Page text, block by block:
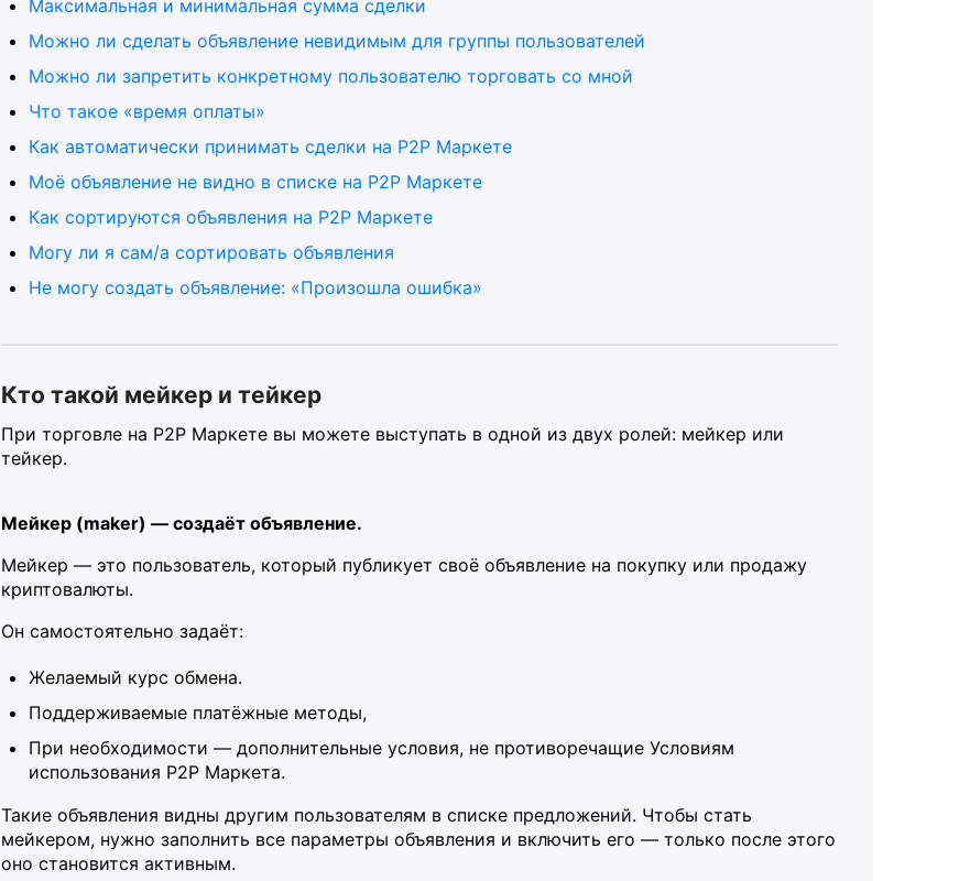
Максимальная и минимальная сумма сделки
Можно ли сделать объявление невидимым для группы пользователей
Можно ли запретить конкретному пользователю торговать со мной
Что такое «время оплаты»
Как автоматически принимать сделки на P2P Маркете
Моё объявление не видно в списке на Р2Р Маркете
Как сортируются объявления на P2P Маркете
Могу ли я сам/а сортировать объявления
Не могу создать объявление: «Произошла ошибка»
Кто такой мейкер и тейкер
При торговле на P2P Маркете вы можете выступать в одной из двух ролей: мейкер или
тейкер.
Мейкер (maker) — создаёт объявление.
Мейкер — это пользователь, который публикует своё объявление на покупку или продажу
криптовалюты.
Он самостоятельно задаёт:
Желаемый курс обмена.
Поддерживаемые платёжные методы,
При необходимости — дополнительные условия, не противоречащие Условиям
использования P2P Маркета.
Такие объявления видны другим пользователям в списке предложений. Чтобы стать
мейкером, нужно заполнить все параметры объявления и включить его — только после этого
оно становится активным.